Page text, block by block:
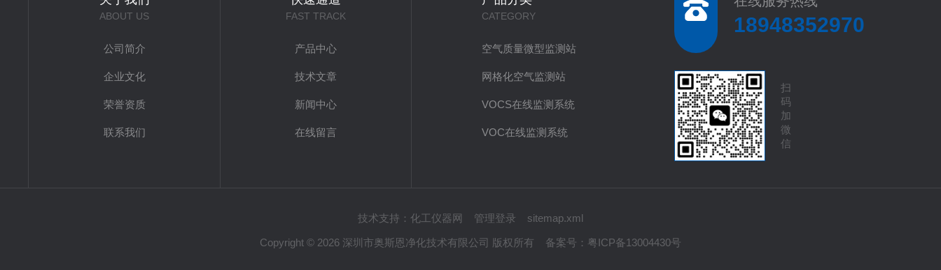
ABOUT US
公司简介
企业文化
荣誉资质
联系我们
FAST TRACK
产品中心
技术文章
新闻中心
在线留言
CATEGORY
空气质量微型监测站
网格化空气监测站
VOCS在线监测系统
VOC在线监测系统
18948352970
扫
码
加
微
信
技术支持： 化工仪器网 管理登录 sitemap.xml
Copyright © 2026 深圳市奥斯恩净化技术有限公司 版权所有 备案号： 粤ICP备13004430号